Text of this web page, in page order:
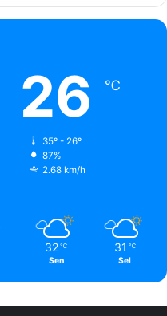
26 ℃
35º - 26º
87%
2.68 km/h
32 ℃
Sen
31 ℃
Sel